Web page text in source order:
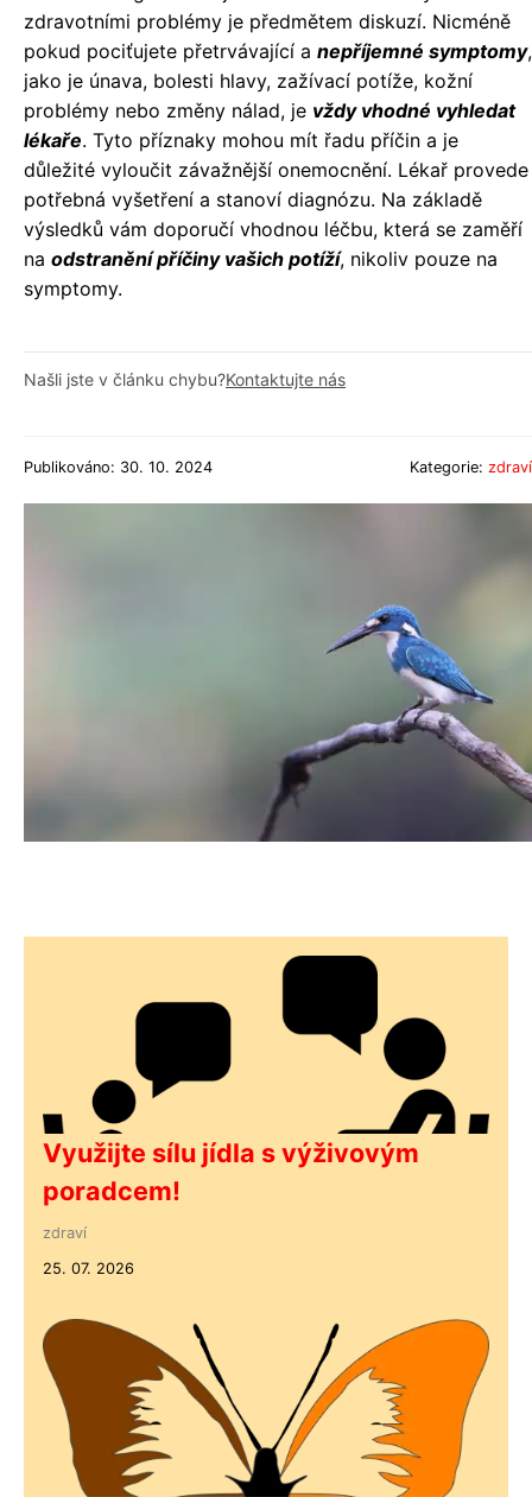
zdravotními problémy je předmětem diskuzí. Nicméně
pokud pociťujete přetrvávající a nepříjemné symptomy,
jako je únava, bolesti hlavy, zažívací potíže, kožní
problémy nebo změny nálad, je vždy vhodné vyhledat
lékaře. Tyto příznaky mohou mít řadu příčin a je
důležité vyloučit závažnější onemocnění. Lékař provede
potřebná vyšetření a stanoví diagnózu. Na základě
výsledků vám doporučí vhodnou léčbu, která se zaměří
na odstranění příčiny vašich potíží, nikoliv pouze na
symptomy.
Našli jste v článku chybu?Kontaktujte nás
Publikováno: 30. 10. 2024 Kategorie: zdraví
Využijte sílu jídla s výživovým
poradcem!
zdraví
25. 07. 2026